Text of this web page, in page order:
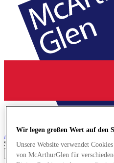
Ashford Designer Outlet
Search input
Wir legen großen Wert auf den
Unsere Website verwendet
von McArthurGlen für